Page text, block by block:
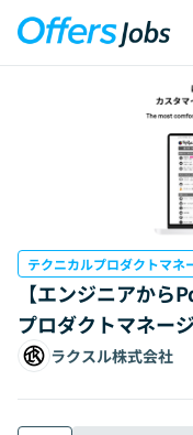
テクニカルプロダクトマネ
【エンジニアから
プロダクトマネー
ラクスル株式会社